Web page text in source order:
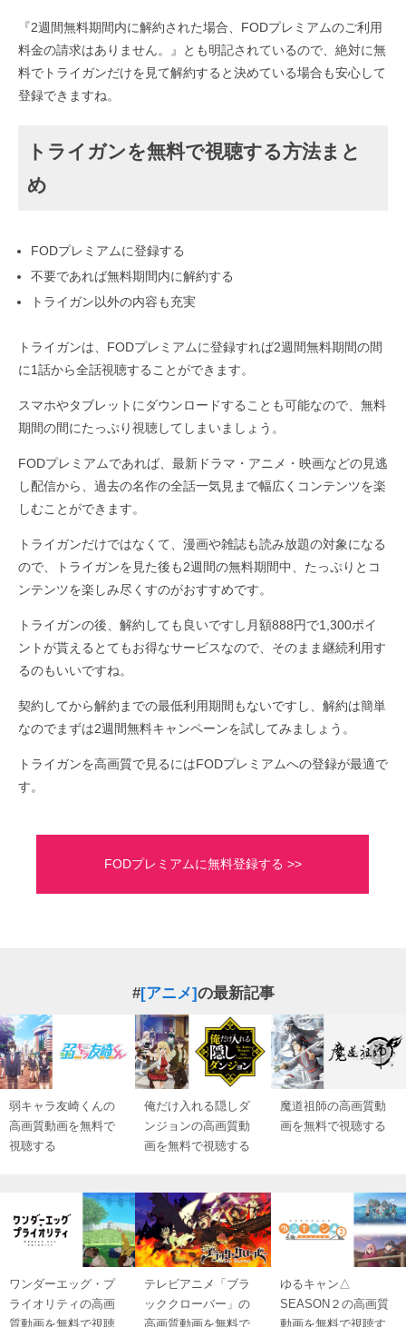
『2週間無料期間内に解約された場合、FODプレミアムのご利用
料金の請求はありません。』とも明記されているので、絶対に無
料でトライガンだけを見て解約すると決めている場合も安心して
登録できますね。
トライガンを無料で視聴する方法まと
め
FODプレミアムに登録する
不要であれば無料期間内に解約する
トライガン以外の内容も充実
トライガンは、FODプレミアムに登録すれば2週間無料期間の間
に1話から全話視聴することができます。
スマホやタブレットにダウンロードすることも可能なので、無料
期間の間にたっぷり視聴してしまいましょう。
FODプレミアムであれば、最新ドラマ・アニメ・映画などの見逃
し配信から、過去の名作の全話一気見まで幅広くコンテンツを楽
しむことができます。
トライガンだけではなくて、漫画や雑誌も読み放題の対象になる
ので、トライガンを見た後も2週間の無料期間中、たっぷりとコ
ンテンツを楽しみ尽くすのがおすすめです。
トライガンの後、解約しても良いですし月額888円で1,300ポイ
ントが貰えるとてもお得なサービスなので、そのまま継続利用す
るのもいいですね。
契約してから解約までの最低利用期間もないですし、解約は簡単
なのでまずは2週間無料キャンペーンを試してみましょう。
トライガンを高画質で見るにはFODプレミアムへの登録が最適で
す。
FODプレミアムに無料登録する >>
#[アニメ]の最新記事
弱キャラ友崎くんの
高画質動画を無料で
視聴する
俺だけ入れる隠しダ
ンジョンの高画質動
画を無料で視聴する
魔道祖師の高画質動
画を無料で視聴する
ワンダーエッグ・プ
ライオリティの高画
質動画を無料で視聴
テレビアニメ「ブラ
ッククローバー」の
高画質動画を無料で
ゆるキャン△
SEASON２の高画質
動画を無料で視聴す